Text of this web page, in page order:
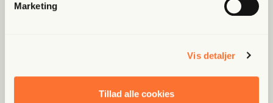
Marketing
Vis detaljer
Tillad alle cookies
Den 24. marts præsenterede regeringen sin storslåede
biodiversitetspakke, hvor der er afsat intet mindre end